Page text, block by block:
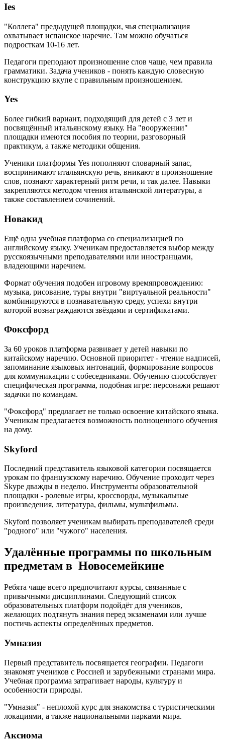
Ies
"Коллега" предыдущей площадки, чья специализация
охватывает испанское наречие. Там можно обучаться
подросткам 10-16 лет.
Педагоги преподают произношение слов чаще, чем правила
грамматики. Задача учеников - понять каждую словесную
конструкцию вкупе с правильным произношением.
Yes
Более гибкий вариант, подходящий для детей с 3 лет и
посвящённый итальянскому языку. На "вооружении"
площадки имеются пособия по теории, разговорный
практикум, а также методики общения.
Ученики платформы Yes пополняют словарный запас,
воспринимают итальянскую речь, вникают в произношение
слов, познают характерный ритм речи, и так далее. Навыки
закрепляются методом чтения итальянской литературы, а
также составлением сочинений.
Новакид
Ещё одна учебная платформа со специализацией по
английскому языку. Ученикам предоставляется выбор между
русскоязычными преподавателями или иностранцами,
владеющими наречием.
Формат обучения подобен игровому времяпровождению:
музыка, рисование, туры внутри "виртуальной реальности"
комбинируются в познавательную среду, успехи внутри
которой вознаграждаются звёздами и сертификатами.
Фоксфорд
За 60 уроков платформа развивает у детей навыки по
китайскому наречию. Основной приоритет - чтение надписей,
запоминание языковых интонаций, формирование вопросов
для коммуникации с собеседниками. Обучению способствует
специфическая программа, подобная игре: персонажи решают
задачки по командам.
"Фоксфорд" предлагает не только освоение китайского языка.
Ученикам предлагается возможность полноценного обучения
на дому.
Skyford
Последний представитель языковой категории посвящается
урокам по французскому наречию. Обучение проходит через
Skype дважды в неделю. Инструменты образовательной
площадки - ролевые игры, кроссворды, музыкальные
произведения, литература, фильмы, мультфильмы.
Skyford позволяет ученикам выбирать преподавателей среди
"родного" или "чужого" населения.
Удалённые программы по школьным
предметам в Новосемейкине
Ребята чаще всего предпочитают курсы, связанные с
привычными дисциплинами. Следующий список
образовательных платформ подойдёт для учеников,
желающих подтянуть знания перед экзаменами или лучше
постичь аспекты определённых предметов.
Умназия
Первый представитель посвящается географии. Педагоги
знакомят учеников с Россией и зарубежными странами мира.
Учебная программа затрагивает народы, культуру и
особенности природы.
"Умназия" - неплохой курс для знакомства с туристическими
локациями, а также национальными парками мира.
Аксиома